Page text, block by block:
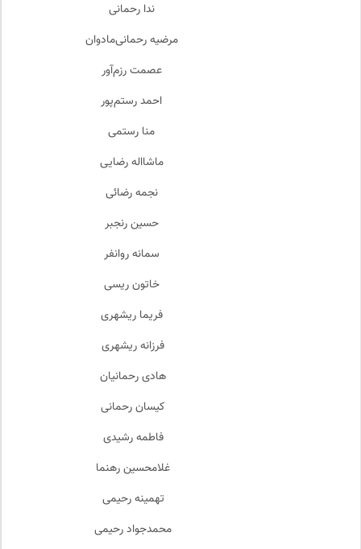
ندا رحمانی
مرضیه رحمانی‌مادوان
عصمت رزم‌آور
احمد رستم‌پور
منا رستمی
ماشااله رضایی
نجمه رضائی
حسین رنجبر
سمانه روانفر
خاتون ریسی
فریما ریشهری
فرزانه ریشهری
هادی رحمانیان
کیسان رحمانی
فاطمه رشیدی
غلامحسین رهنما
تهمینه رحیمی
محمدجواد رحیمی